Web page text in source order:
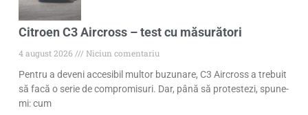
Citroen C3 Aircross – test cu măsurători
4 august 2026
Niciun comentariu
Pentru a deveni accesibil multor buzunare, C3 Aircross a trebuit
să facă o serie de compromisuri. Dar, până să protestezi, spune-
mi: cum